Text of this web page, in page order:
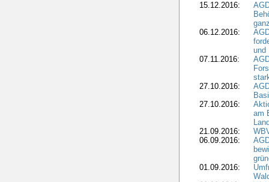
15.12.2016:
06.12.2016:
und
07.11.2016:
27.10.2016:
27.10.2016:
am
21.09.2016:
06.09.2016:
01.09.2016: